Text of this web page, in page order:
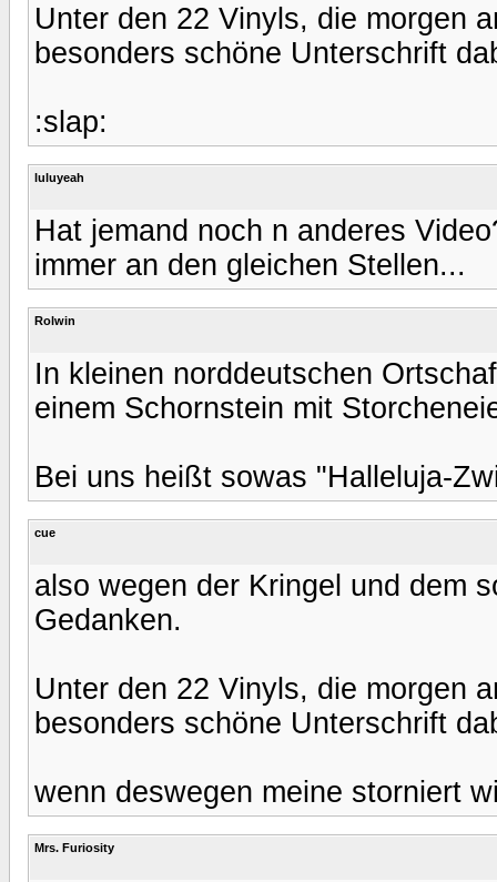
Unter den 22 Vinyls, die morgen
besonders schöne Unterschrift
:slap:
luluyeah
Hat jemand noch n anderes
immer an den gleichen Stellen...
Rolwin
In kleinen norddeutschen
einem Schornstein mit
Bei uns heißt sowas "Halleluja-
cue
also wegen der Kringel und dem
Gedanken.
Unter den 22 Vinyls, die morgen
besonders schöne Unterschrift
wenn deswegen meine storniert
Mrs. Furiosity